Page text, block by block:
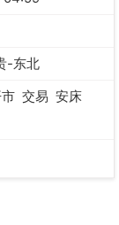
-东北
交易 安床